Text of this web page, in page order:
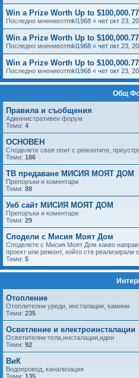
Win a Prize Worth Up to
Последно мнениеотmkl1968 « чет окт 23,
Win a Prize Worth Up to
Последно мнениеотmkl1968 « чет окт 23,
Win a Prize Worth Up to
Последно мнениеотmkl1968 « чет окт 23,
Общ
Правила и съобщения
Административен форум
Теми: 4
ОСНОВЕН
Споделете своя опит с ремонтите,
Теми: 186
ТВ предаване МИСИЯ МОЯТ ДОМ
Препоръки и коментари
Теми: 88
Уеб сайт МИСИЯ МОЯТ ДОМ
Препоръки и коментари
Теми: 29
Сподели с Мисия Моят Дом
Споделете с Мисия Моят Дом какво
проект или ремонт, който сте реализирали
Теми: 5
Отопление
Отоплителни уреди, инсталации, камини
Теми: 235
Осветление и електроинсталации
Осветителни тела,инсталации,идеи
Теми: 92
ВиК
Водопровод, канализация
Теми: 135